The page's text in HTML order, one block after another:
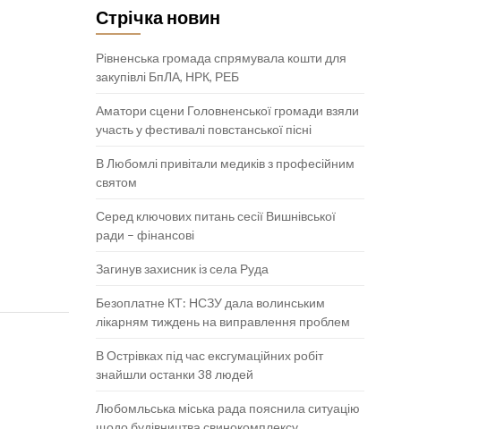
Стрічка новин
Рівненська громада спрямувала кошти для
закупівлі БпЛА, НРК, РЕБ
Аматори сцени Головненської громади взяли
участь у фестивалі повстанської пісні
В Любомлі привітали медиків з професійним
святом
Серед ключових питань сесії Вишнівської
ради – фінансові
Загинув захисник із села Руда
Безоплатне КТ: НСЗУ дала волинським
лікарням тиждень на виправлення проблем
В Острівках під час ексгумаційних робіт
знайшли останки 38 людей
Любомльська міська рада пояснила ситуацію